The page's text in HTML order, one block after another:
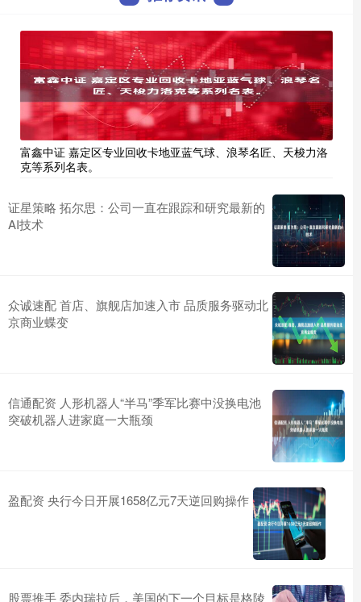
富鑫中证 嘉定区专业回收卡地亚蓝气球、浪琴名匠、天梭力洛
克等系列名表。
证星策略 拓尔思：公司一直在跟踪和研究最新的
AI技术
众诚速配 首店、旗舰店加速入市 品质服务驱动北
京商业蝶变
信通配资 人形机器人“半马”季军比赛中没换电池
突破机器人进家庭一大瓶颈
盈配资 央行今日开展1658亿元7天逆回购操作
股票推手 委内瑞拉后，美国的下一个目标是格陵